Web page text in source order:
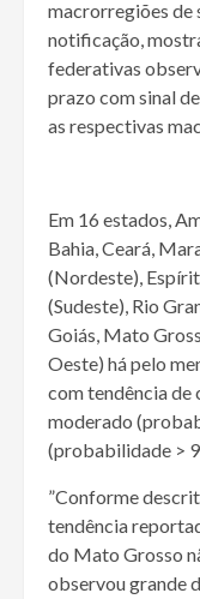
macrorregiões de
notificação,
federativas
prazo com sinal
as respectivas
Em 16 estados,
Bahia, Ceará,
(Nordeste),
(Sudeste), Rio
Goiás, Mato
Oeste) há pelo
com tendência de
moderado
(probabilidade >
”Conforme
tendência
do Mato Grosso
observou grande